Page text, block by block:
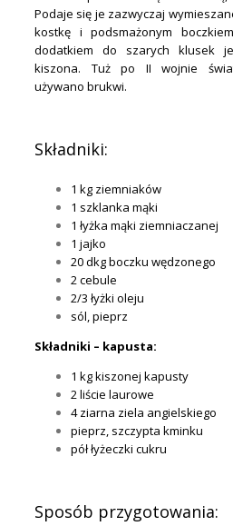
Podaje się je zazwyczaj
kostkę i podsmażonym
dodatkiem do szarych klusek
kiszona. Tuż po II wojnie
używano brukwi.
Składniki:
1 kg ziemniaków
1 szklanka mąki
1 łyżka mąki ziemniaczanej
1 jajko
20 dkg boczku wędzonego
2 cebule
2/3 łyżki oleju
sól, pieprz
Składniki – kapusta:
1 kg kiszonej kapusty
2 liście laurowe
4 ziarna ziela angielskiego
pieprz, szczypta kminku
pół łyżeczki cukru
Sposób przygotowania: